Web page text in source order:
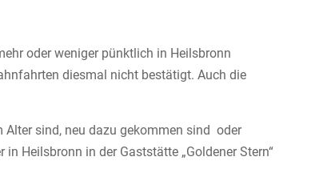
oder weniger pünktlich in Heilsbronn
diesmal nicht bestätigt. Auch die
Alter sind, neu dazu gekommen sind oder
Heilsbronn in der Gaststätte „Goldener Stern“